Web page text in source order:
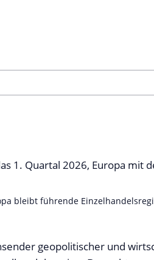
bleibt führende
geopolitischer und